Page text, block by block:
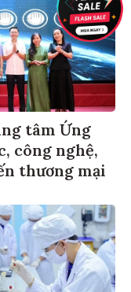
tâm Ứng
công nghệ,
thương mại